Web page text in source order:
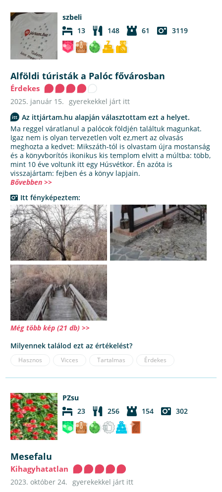
szbeli
13
148 61 3119
Alföldi túristák a Palóc fővárosban
Érdekes
2025. január 15.
gyerekekkel járt itt
Az ittjártam.hu alapján választottam ezt a helyet.
Ma reggel váratlanul a palócok földjén találtuk magunkat.
Igaz nem is olyan tervezetlen volt ez,mert az olvasás
meghozta a kedvet: Mikszáth-tól is olvastam újra mostanság
és a könyvborítós ikonikus kis templom elvitt a múltba: több,
mint 10 éve voltunk itt egy Húsvétkor. Én azóta is
visszajártam: fejben és a könyv lapjain.
Bővebben >>
Itt fényképeztem:
Még több kép (21 db) >>
Milyennek találod ezt az értékelést?
Hasznos Vicces Tartalmas Érdekes
PZsu
23
256 154 302
Mesefalu
Kihagyhatatlan
2023. október 24. gyerekekkel járt itt